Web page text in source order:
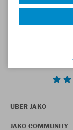
ÜBER JAKO
JAKO COMMUNITY